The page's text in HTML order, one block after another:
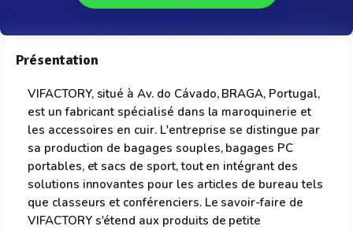
Présentation
VIFACTORY, situé à Av. do Cávado, BRAGA, Portugal,
est un fabricant spécialisé dans la maroquinerie et
les accessoires en cuir. L'entreprise se distingue par
sa production de bagages souples, bagages PC
portables, et sacs de sport, tout en intégrant des
solutions innovantes pour les articles de bureau tels
que classeurs et conférenciers. Le savoir-faire de
VIFACTORY s'étend aux produits de petite